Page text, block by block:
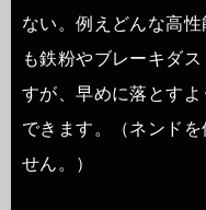
ない。例えどんな高
も鉄粉やブレーキダ
すが、早めに落とす
できます。（ネンド
せん。）